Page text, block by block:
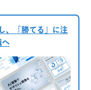
、「勝てる」に注
へ